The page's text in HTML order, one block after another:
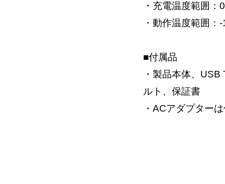
・充電温度範囲
・動作温度範囲
■付属品
・製品本体、
ルト、保証書
・ACアダプター